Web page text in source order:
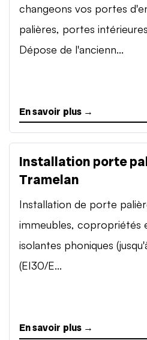
changeons vos portes
palières, portes
Dépose de l'ancienn...
En savoir plus →
Installation porte
Tramelan
Installation de porte
immeubles, copropriétés
isolantes phoniques
(EI30/E...
En savoir plus →